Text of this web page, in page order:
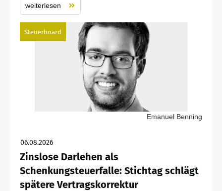
weiterlesen
Steuerboard
Emanuel Benning
06.08.2026
Zinslose Darlehen als
Schenkungsteuerfalle: Stichtag schlägt
spätere Vertragskorrektur